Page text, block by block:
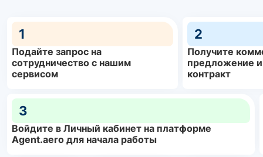
1
Подайте запрос на
сотрудничество с нашим
сервисом
2
Получите
предложение
контракт
3
Войдите в Личный кабинет на платформе
Agent.aero для начала работы